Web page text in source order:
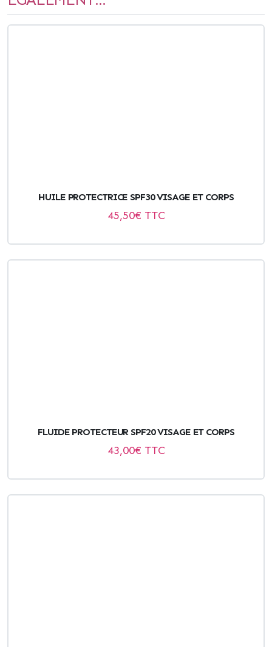
HUILE PROTECTRICE SPF30 VISAGE ET CORPS
45,50€ TTC
FLUIDE PROTECTEUR SPF20 VISAGE ET CORPS
43,00€ TTC